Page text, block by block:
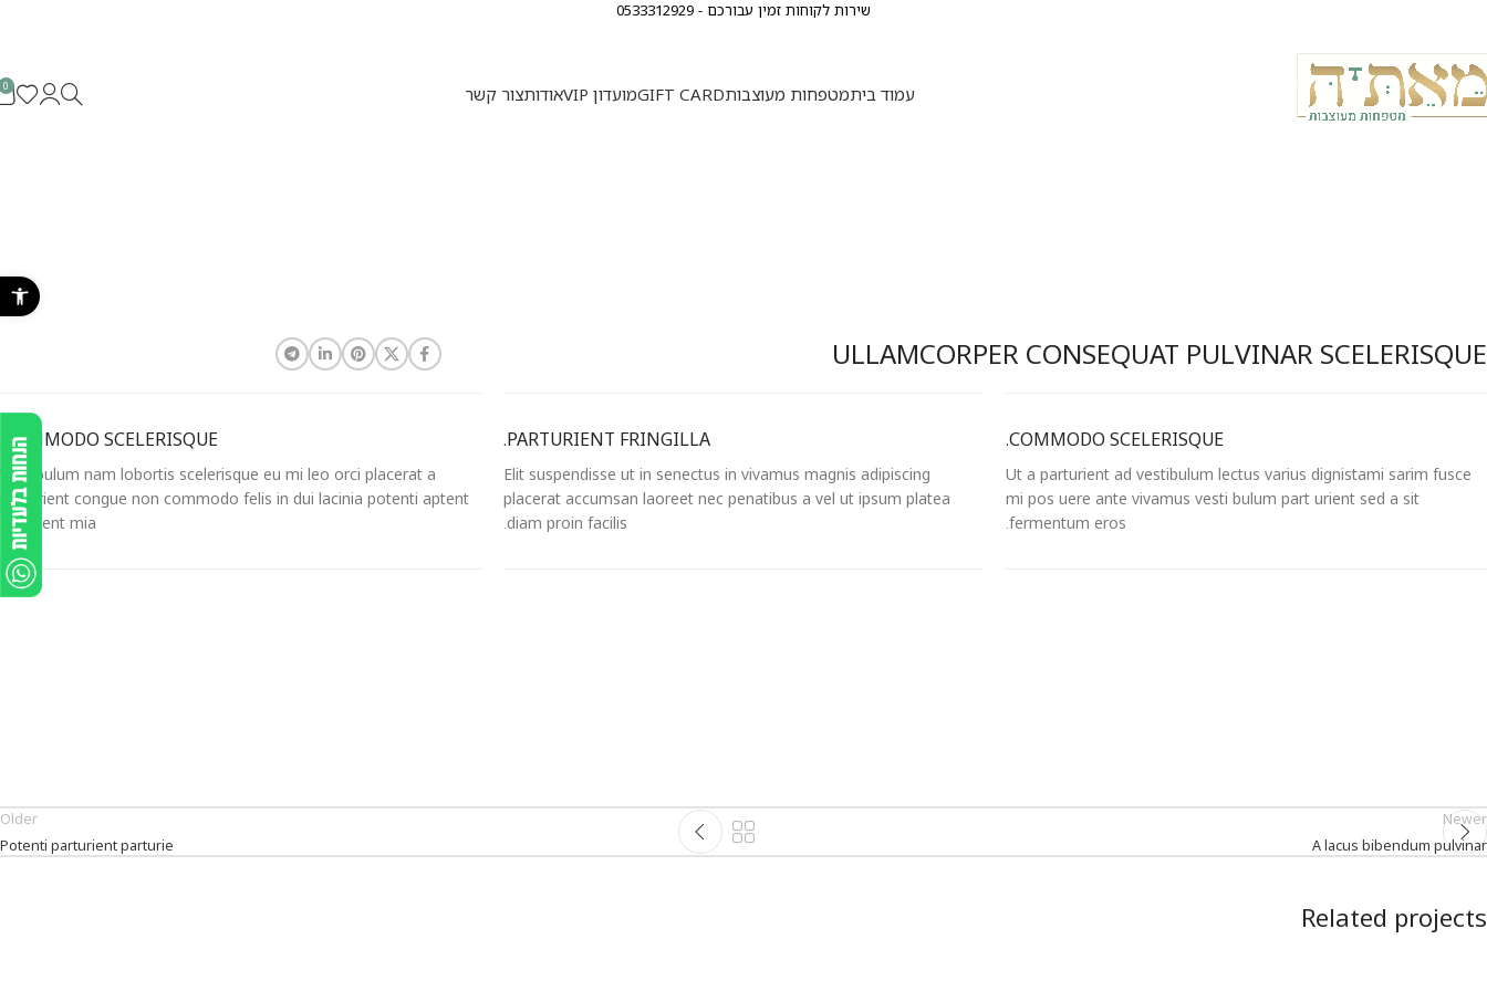
פתח סרגל
עמוד ביתמטפחות מעוצבותGIFT CARDמועדון VIP אודותצור קשר 0
ULLAMCORPER CONSEQUAT PULVINAR SCELERISQUE
COMMODO SCELERISQUE.
Ut a parturient ad vestibulum lectus varius dignistami sarim fusce
mi pos uere ante vivamus vesti bulum part urient sed a sit
fermentum eros.
PARTURIENT FRINGILLA.
Elit suspendisse ut in senectus in vivamus magnis adipiscing
placerat accumsan laoreet nec penatibus a vel ut ipsum platea
diam proin facilis.
COMMODO SCELERISQUE.
Vestibulum nam lobortis scelerisque eu mi leo orci placerat a
parturient congue non commodo felis in dui lacinia potenti aptent
torquent mia.
Newer
A lacus bibendum pulvinar
Older
Potenti parturient parturie
Related projects
משלוח חינם בקניה מעל ₪350
שירות לקוחות זמין עבורכם - 0533312929
משלוח חינם בקניה מעל ₪350
שירות לקוחות זמין עבורכם - 0533312929
משלוח חינם בקניה מעל ₪350
שירות לקוחות זמין עבורכם - 0533312929